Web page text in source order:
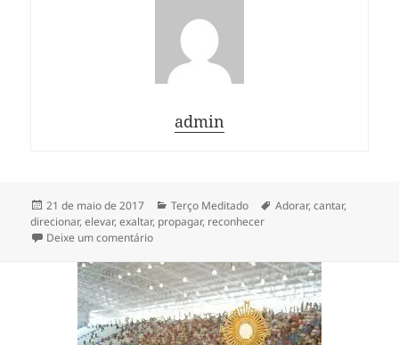
admin
Publicado
em
21 de maio de 2017 Categorias
Terço Meditado Tags
Adorar,cantar,
direcionar,elevar,exaltar, propagar, reconhecer
Deixe um comentárioem Terço Exaltando a Glória de Deus